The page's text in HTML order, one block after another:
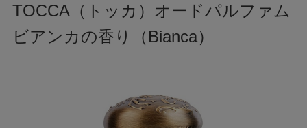
TOCCA（トッカ）オードパルファム
ビアンカの香り（Bianca）